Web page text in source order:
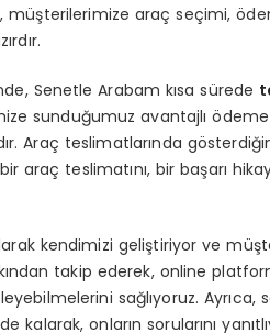
araç seçimi,
Senetle Arabam kısa sürede
sunduğumuz avantajlı ödeme
Araç teslimatlarında
araç teslimatını, bir başarı
kendimizi geliştiriyor ve
takip ederek, online
sağlıyoruz. Ayrıca,
kalarak, onların sorularını